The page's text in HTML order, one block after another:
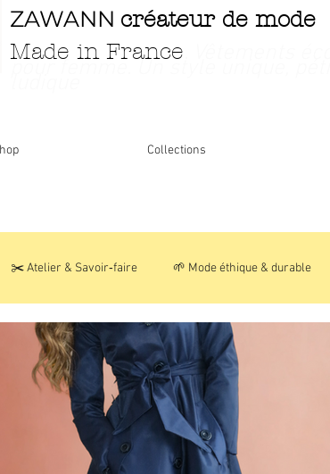
ZAWANN créateur de mode
Made in France
Collections
✂️ Atelier & Savoir‑faire 🌱 Mode éthique & durable
& Modèles uniques 🌸 Histoires & Inspirations